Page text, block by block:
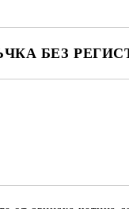
БЕЗ